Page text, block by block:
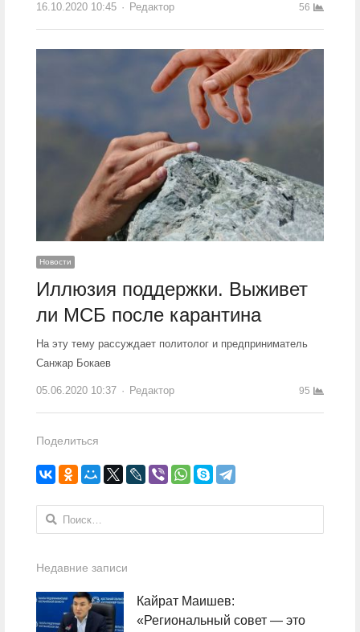
16.10.2020 10:45 Author
Редактор 56
Новости
Иллюзия поддержки. Выживет
ли МСБ после карантина
На эту тему рассуждает политолог и предприниматель
Санжар Бокаев
05.06.2020 10:37 Author
Редактор 95
Поделиться
Найти:
Недавние записи
Кайрат Маишев:
«Региональный совет — это